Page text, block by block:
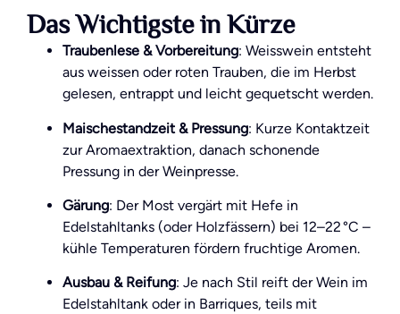
Das Wichtigste in Kürze
Traubenlese & Vorbereitung: Weisswein entsteht
aus weissen oder roten Trauben, die im Herbst
gelesen, entrappt und leicht gequetscht werden.
Maischestandzeit & Pressung: Kurze Kontaktzeit
zur Aromaextraktion, danach schonende
Pressung in der Weinpresse.
Gärung: Der Most vergärt mit Hefe in
Edelstahltanks (oder Holzfässern) bei 12–22 °C –
kühle Temperaturen fördern fruchtige Aromen.
Ausbau & Reifung: Je nach Stil reift der Wein im
Edelstahltank oder in Barriques, teils mit